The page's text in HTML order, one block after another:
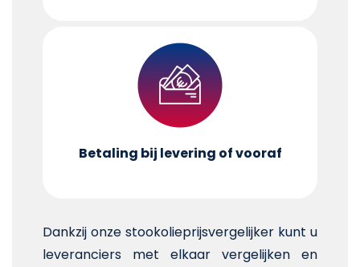
Betaling bij levering of vooraf
Dankzij onze stookolieprijsvergelijker kunt u
leveranciers met elkaar vergelijken en